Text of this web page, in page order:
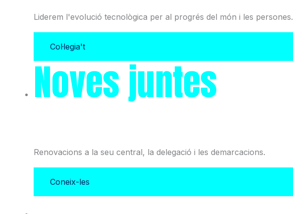
Liderem l'evolució tecnològica per al progrés del món i les persones.
Col·legia't
Noves juntes
Renovacions a la seu central, la delegació i les demarcacions.
Coneix-les